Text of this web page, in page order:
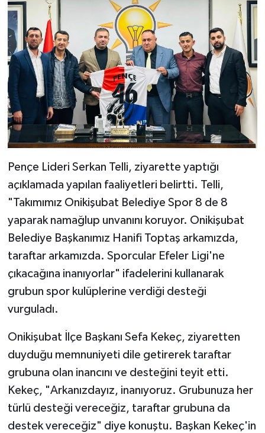
Pençe Lideri Serkan Telli, ziyarette yaptığı
açıklamada yapılan faaliyetleri belirtti. Telli,
"Takımımız Onikişubat Belediye Spor 8 de 8
yaparak namağlup unvanını koruyor. Onikişubat
Belediye Başkanımız Hanifi Toptaş arkamızda,
taraftar arkamızda. Sporcular Efeler Ligi'ne
çıkacağına inanıyorlar" ifadelerini kullanarak
grubun spor kulüplerine verdiği desteği
vurguladı.
Onikişubat İlçe Başkanı Sefa Kekeç, ziyaretten
duyduğu memnuniyeti dile getirerek taraftar
grubuna olan inancını ve desteğini teyit etti.
Kekeç, "Arkanızdayız, inanıyoruz. Grubunuza her
türlü desteği vereceğiz, taraftar grubuna da
destek vereceğiz" diye konuştu. Başkan Kekeç'in